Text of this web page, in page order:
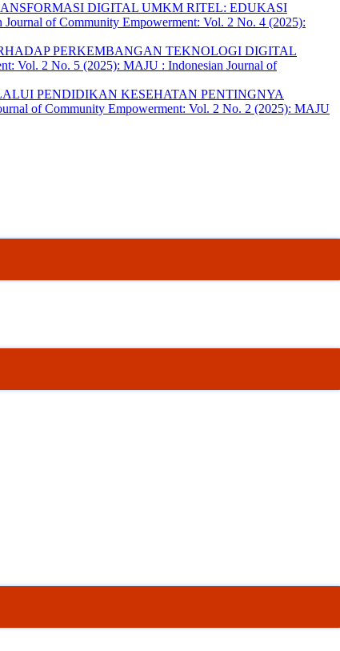
DIGITAL UMKM RITEL: EDUKASI
of Community Empowerment: Vol. 2 No. 4 (2025):
PERKEMBANGAN TEKNOLOGI DIGITAL
Vol. 2 No. 5 (2025): MAJU : Indonesian Journal of
PENDIDIKAN KESEHATAN PENTINGNYA
of Community Empowerment: Vol. 2 No. 2 (2025): MAJU